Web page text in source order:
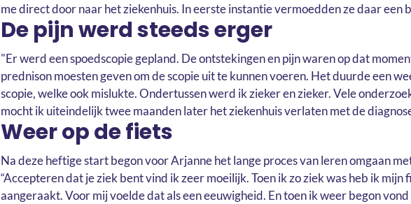
me direct door naar het ziekenhuis. In eerste instantie vermoedden ze daar een
De pijn werd steeds erger
"Er werd een spoedscopie gepland. De ontstekingen en pijn waren op dat
prednison moesten geven om de scopie uit te kunnen voeren. Het duurde een
scopie, welke ook mislukte. Ondertussen werd ik zieker en zieker. Vele
mocht ik uiteindelijk twee maanden later het ziekenhuis verlaten met de
Weer op de fiets
Na deze heftige start begon voor Arjanne het lange proces van leren omgaan
“Accepteren dat je ziek bent vind ik zeer moeilijk. Toen ik zo ziek was heb ik mijn
aangeraakt. Voor mij voelde dat als een eeuwigheid. En toen ik weer begon